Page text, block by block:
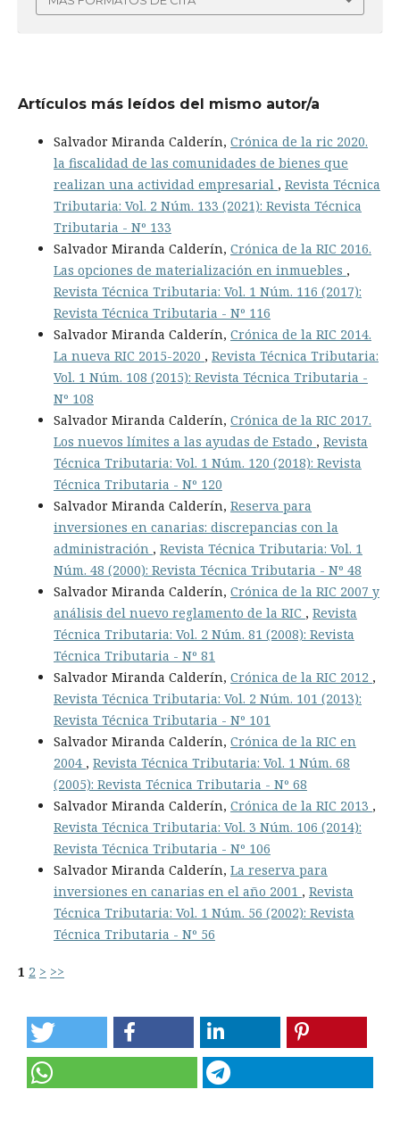
Artículos más leídos del mismo autor/a
Salvador Miranda Calderín, Crónica de la ric 2020.
la fiscalidad de las comunidades de bienes que
realizan una actividad empresarial , Revista Técnica
Tributaria: Vol. 2 Núm. 133 (2021): Revista Técnica
Tributaria - Nº 133
Salvador Miranda Calderín, Crónica de la RIC 2016.
Las opciones de materialización en inmuebles ,
Revista Técnica Tributaria: Vol. 1 Núm. 116 (2017):
Revista Técnica Tributaria - Nº 116
Salvador Miranda Calderín, Crónica de la RIC 2014.
La nueva RIC 2015-2020 , Revista Técnica Tributaria:
Vol. 1 Núm. 108 (2015): Revista Técnica Tributaria -
Nº 108
Salvador Miranda Calderín, Crónica de la RIC 2017.
Los nuevos límites a las ayudas de Estado , Revista
Técnica Tributaria: Vol. 1 Núm. 120 (2018): Revista
Técnica Tributaria - Nº 120
Salvador Miranda Calderín, Reserva para
inversiones en canarias: discrepancias con la
administración , Revista Técnica Tributaria: Vol. 1
Núm. 48 (2000): Revista Técnica Tributaria - Nº 48
Salvador Miranda Calderín, Crónica de la RIC 2007 y
análisis del nuevo reglamento de la RIC , Revista
Técnica Tributaria: Vol. 2 Núm. 81 (2008): Revista
Técnica Tributaria - Nº 81
Salvador Miranda Calderín, Crónica de la RIC 2012 ,
Revista Técnica Tributaria: Vol. 2 Núm. 101 (2013):
Revista Técnica Tributaria - Nº 101
Salvador Miranda Calderín, Crónica de la RIC en
2004 , Revista Técnica Tributaria: Vol. 1 Núm. 68
(2005): Revista Técnica Tributaria - Nº 68
Salvador Miranda Calderín, Crónica de la RIC 2013 ,
Revista Técnica Tributaria: Vol. 3 Núm. 106 (2014):
Revista Técnica Tributaria - Nº 106
Salvador Miranda Calderín, La reserva para
inversiones en canarias en el año 2001 , Revista
Técnica Tributaria: Vol. 1 Núm. 56 (2002): Revista
Técnica Tributaria - Nº 56
1 2 > >>